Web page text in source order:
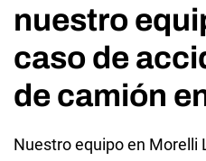
nuestro
caso de
de camión
Nuestro equipo en Morelli